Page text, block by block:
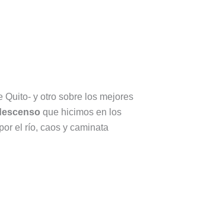
Quito- y otro sobre los mejores
que hicimos en los
el río, caos y caminata